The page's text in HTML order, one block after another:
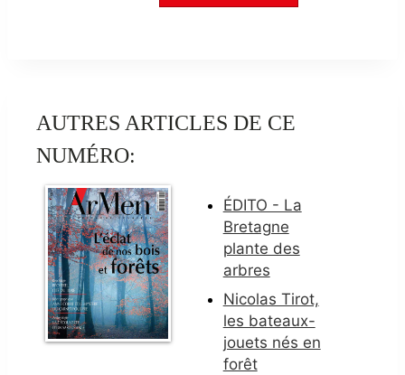
AUTRES ARTICLES DE CE
NUMÉRO:
ÉDITO - La
Bretagne
plante des
arbres
Nicolas Tirot,
les bateaux-
jouets nés en
forêt